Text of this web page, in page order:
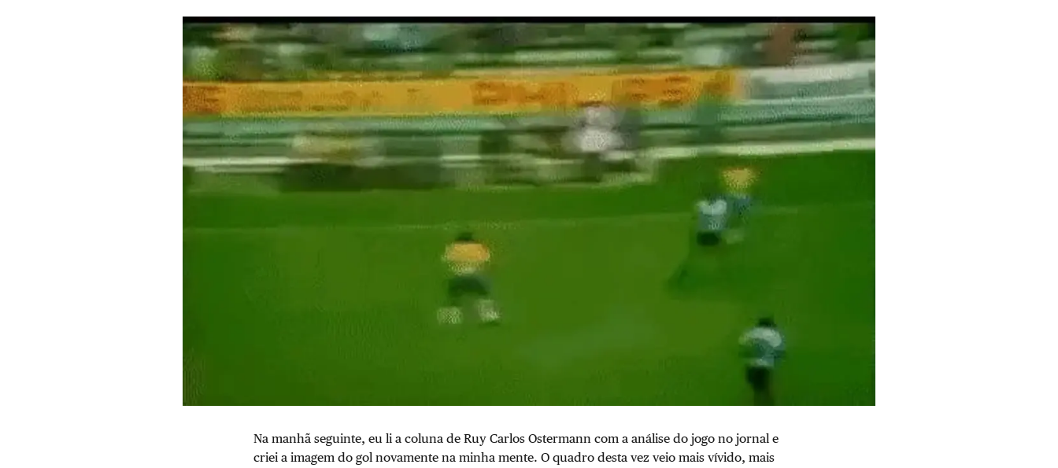
Na manhã seguinte, eu li a coluna de Ruy Carlos Ostermann com a análise do jogo no jornal e
criei a imagem do gol novamente na minha mente. O quadro desta vez veio mais vívido, mais